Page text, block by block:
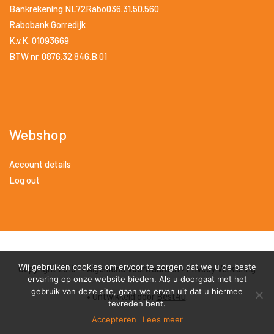
Bankrekening NL72Rabo036.31.50.560
Rabobank Gorredijk
K.v.K. 01093669
BTW nr. 0876.32.846.B.01
Webshop
Account details
Log out
Copyright 2018 •Algemene Voorwaarden•Privacy Verklaring
• Ontwikkeld doorBest4u.
Wij gebruiken cookies om ervoor te zorgen dat we u de beste
ervaring op onze website bieden. Als u doorgaat met het
gebruik van deze site, gaan we ervan uit dat u hiermee
tevreden bent.
Accepteren
Lees meer